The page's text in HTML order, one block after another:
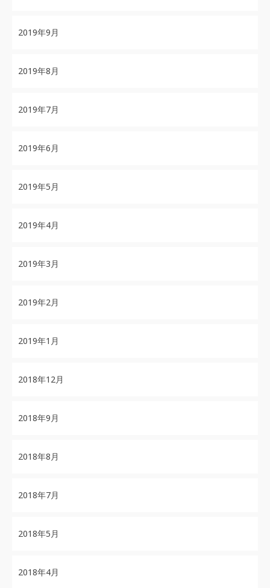
2019年9月
2019年8月
2019年7月
2019年6月
2019年5月
2019年4月
2019年3月
2019年2月
2019年1月
2018年12月
2018年9月
2018年8月
2018年7月
2018年5月
2018年4月